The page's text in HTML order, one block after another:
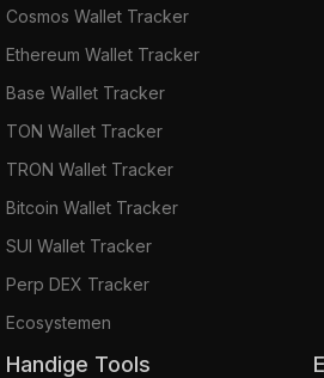
Cosmos Wallet Tracker
Ethereum Wallet Tracker
Base Wallet Tracker
TON Wallet Tracker
TRON Wallet Tracker
Bitcoin Wallet Tracker
SUI Wallet Tracker
Perp DEX Tracker
Ecosystemen
Handige Tools